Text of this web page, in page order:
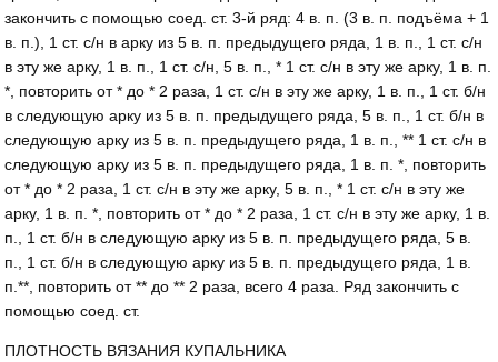
закончить с помощью соед. ст. 3-й ряд: 4 в. п. (3 в. п. подъёма + 1
в. п.), 1 ст. с/н в арку из 5 в. п. предыдущего ряда, 1 в. п., 1 ст. с/н
в эту же арку, 1 в. п., 1 ст. с/н, 5 в. п., * 1 ст. с/н в эту же арку, 1 в. п.
*, повторить от * до * 2 раза, 1 ст. с/н в эту же арку, 1 в. п., 1 ст. б/н
в следующую арку из 5 в. п. предыдущего ряда, 5 в. п., 1 ст. б/н в
следующую арку из 5 в. п. предыдущего ряда, 1 в. п., ** 1 ст. с/н в
следующую арку из 5 в. п. предыду­щего ряда, 1 в. п. *, повторить
от * до * 2 раза, 1 ст. с/н в эту же арку, 5 в. п., * 1 ст. с/н в эту же
арку, 1 в. п. *, повторить от * до * 2 раза, 1 ст. с/н в эту же арку, 1 в.
п., 1 ст. б/н в следующую арку из 5 в. п. предыдущего ряда, 5 в.
п., 1 ст. б/н в следующую арку из 5 в. п. предыдущего ряда, 1 в.
п.**, повторить от ** до ** 2 раза, всего 4 раза. Ряд закончить с
помощью соед. ст.
ПЛОТНОСТЬ ВЯЗАНИЯ КУПАЛЬНИКА